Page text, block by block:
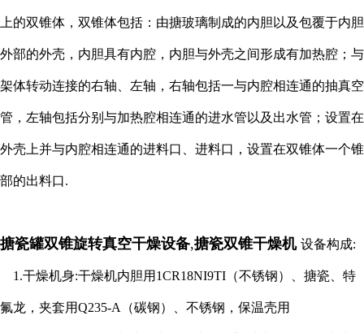
上的双锥体，双锥体包括：由搪玻璃制成的内胆以及包覆于内胆
外部的外壳，内胆具有内腔，内胆与外壳之间形成有加热腔；与
架体转动连接的右轴、左轴，右轴包括一与内腔相连通的抽真空
管，左轴包括分别与加热腔相连通的进水管以及出水管；设置在
外壳上并与内腔相连通的进料口、进料口，设置在双锥体一个锥
部的出料口.
搪瓷罐双锥旋转真空干燥设备,搪瓷双锥干燥机 设备构成:
1.干燥机身:干燥机内胆用1CR18NI9TI（不锈钢）、搪瓷、特
氟龙，夹套用Q235-A（碳钢）、不锈钢，保温壳用